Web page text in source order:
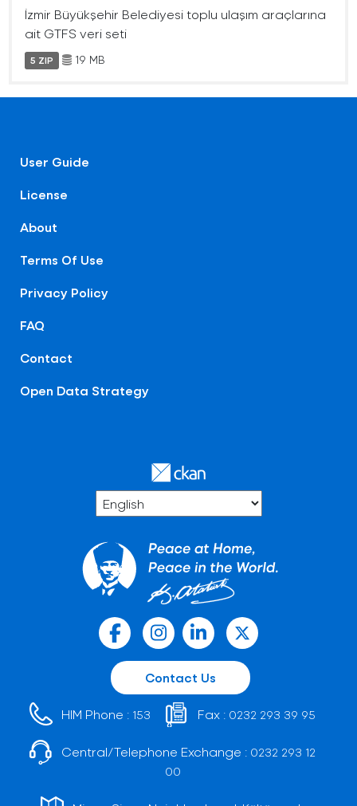
İzmir Büyükşehir Belediyesi toplu ulaşım araçlarına
ait GTFS veri seti
5 ZIP 19 MB
User Guide
License
About
Terms Of Use
Privacy Policy
FAQ
Contact
Open Data Strategy
Contact Us
HIM Phone : 153 Fax : 0232 293 39 95
Central/Telephone Exchange : 0232 293 12
00